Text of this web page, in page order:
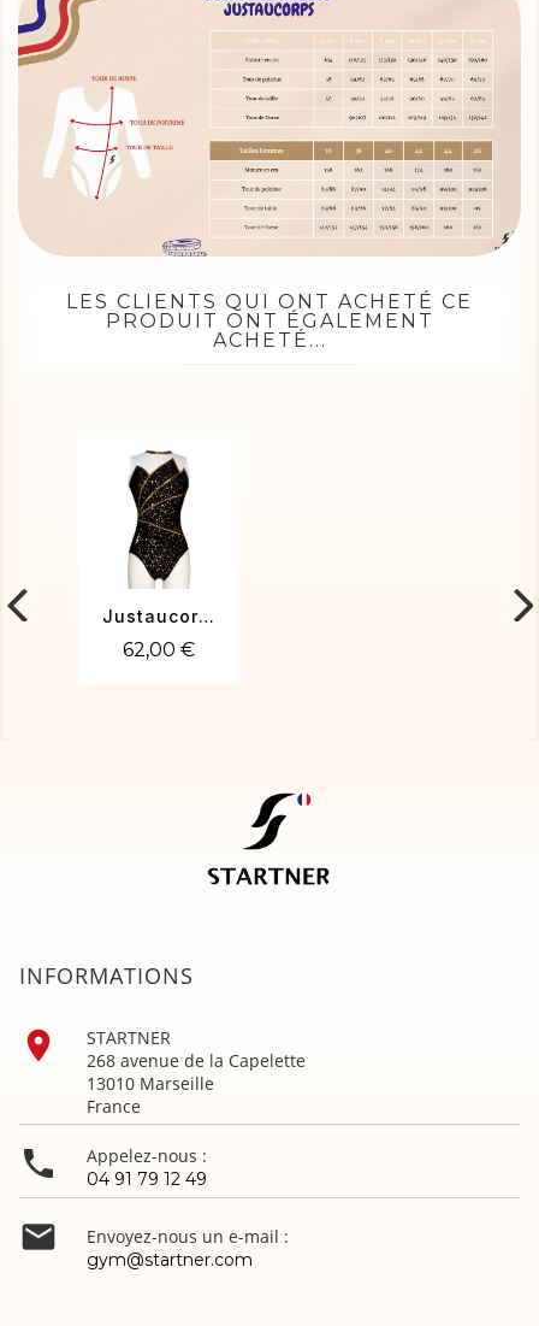
LES CLIENTS QUI ONT ACHETÉ CE
PRODUIT ONT ÉGALEMENT
ACHETÉ...
Justaucorps de gym CECILE-02
62,00 €
INFORMATIONS

STARTNER
268 avenue de la Capelette
13010 Marseille
France
 Appelez-nous :
04 91 79 12 49
 Envoyez-nous un e-mail :
gym@startner.com